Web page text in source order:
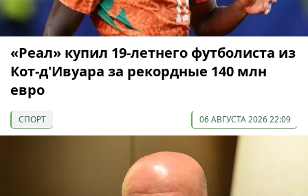
«Реал» купил 19-летнего футболиста из
Кот-д'Ивуара за рекордные 140 млн
евро
СПОРТ 06 АВГУСТА 2026 22:09